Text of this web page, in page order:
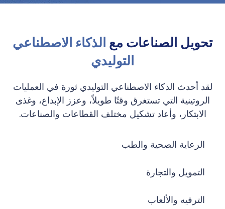
تحويل الصناعات مع الذكاء الاصطناعي
التوليدي
لقد أحدث الذكاء الاصطناعي التوليدي ثورة في العمليات
الروتينية التي تستغرق وقتًا طويلاً، وعزز الإبداع، وغذى
الابتكار، وأعاد تشكيل مختلف القطاعات والصناعات.
الرعاية الصحية والطب
التمويل والتجارة
الترفيه والألعاب